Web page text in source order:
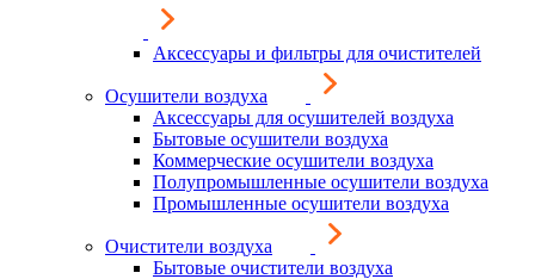
Аксессуары и фильтры для очистителей
Осушители воздуха
Аксессуары для осушителей воздуха
Бытовые осушители воздуха
Коммерческие осушители воздуха
Полупромышленные осушители воздуха
Промышленные осушители воздуха
Очистители воздуха
Бытовые очистители воздуха